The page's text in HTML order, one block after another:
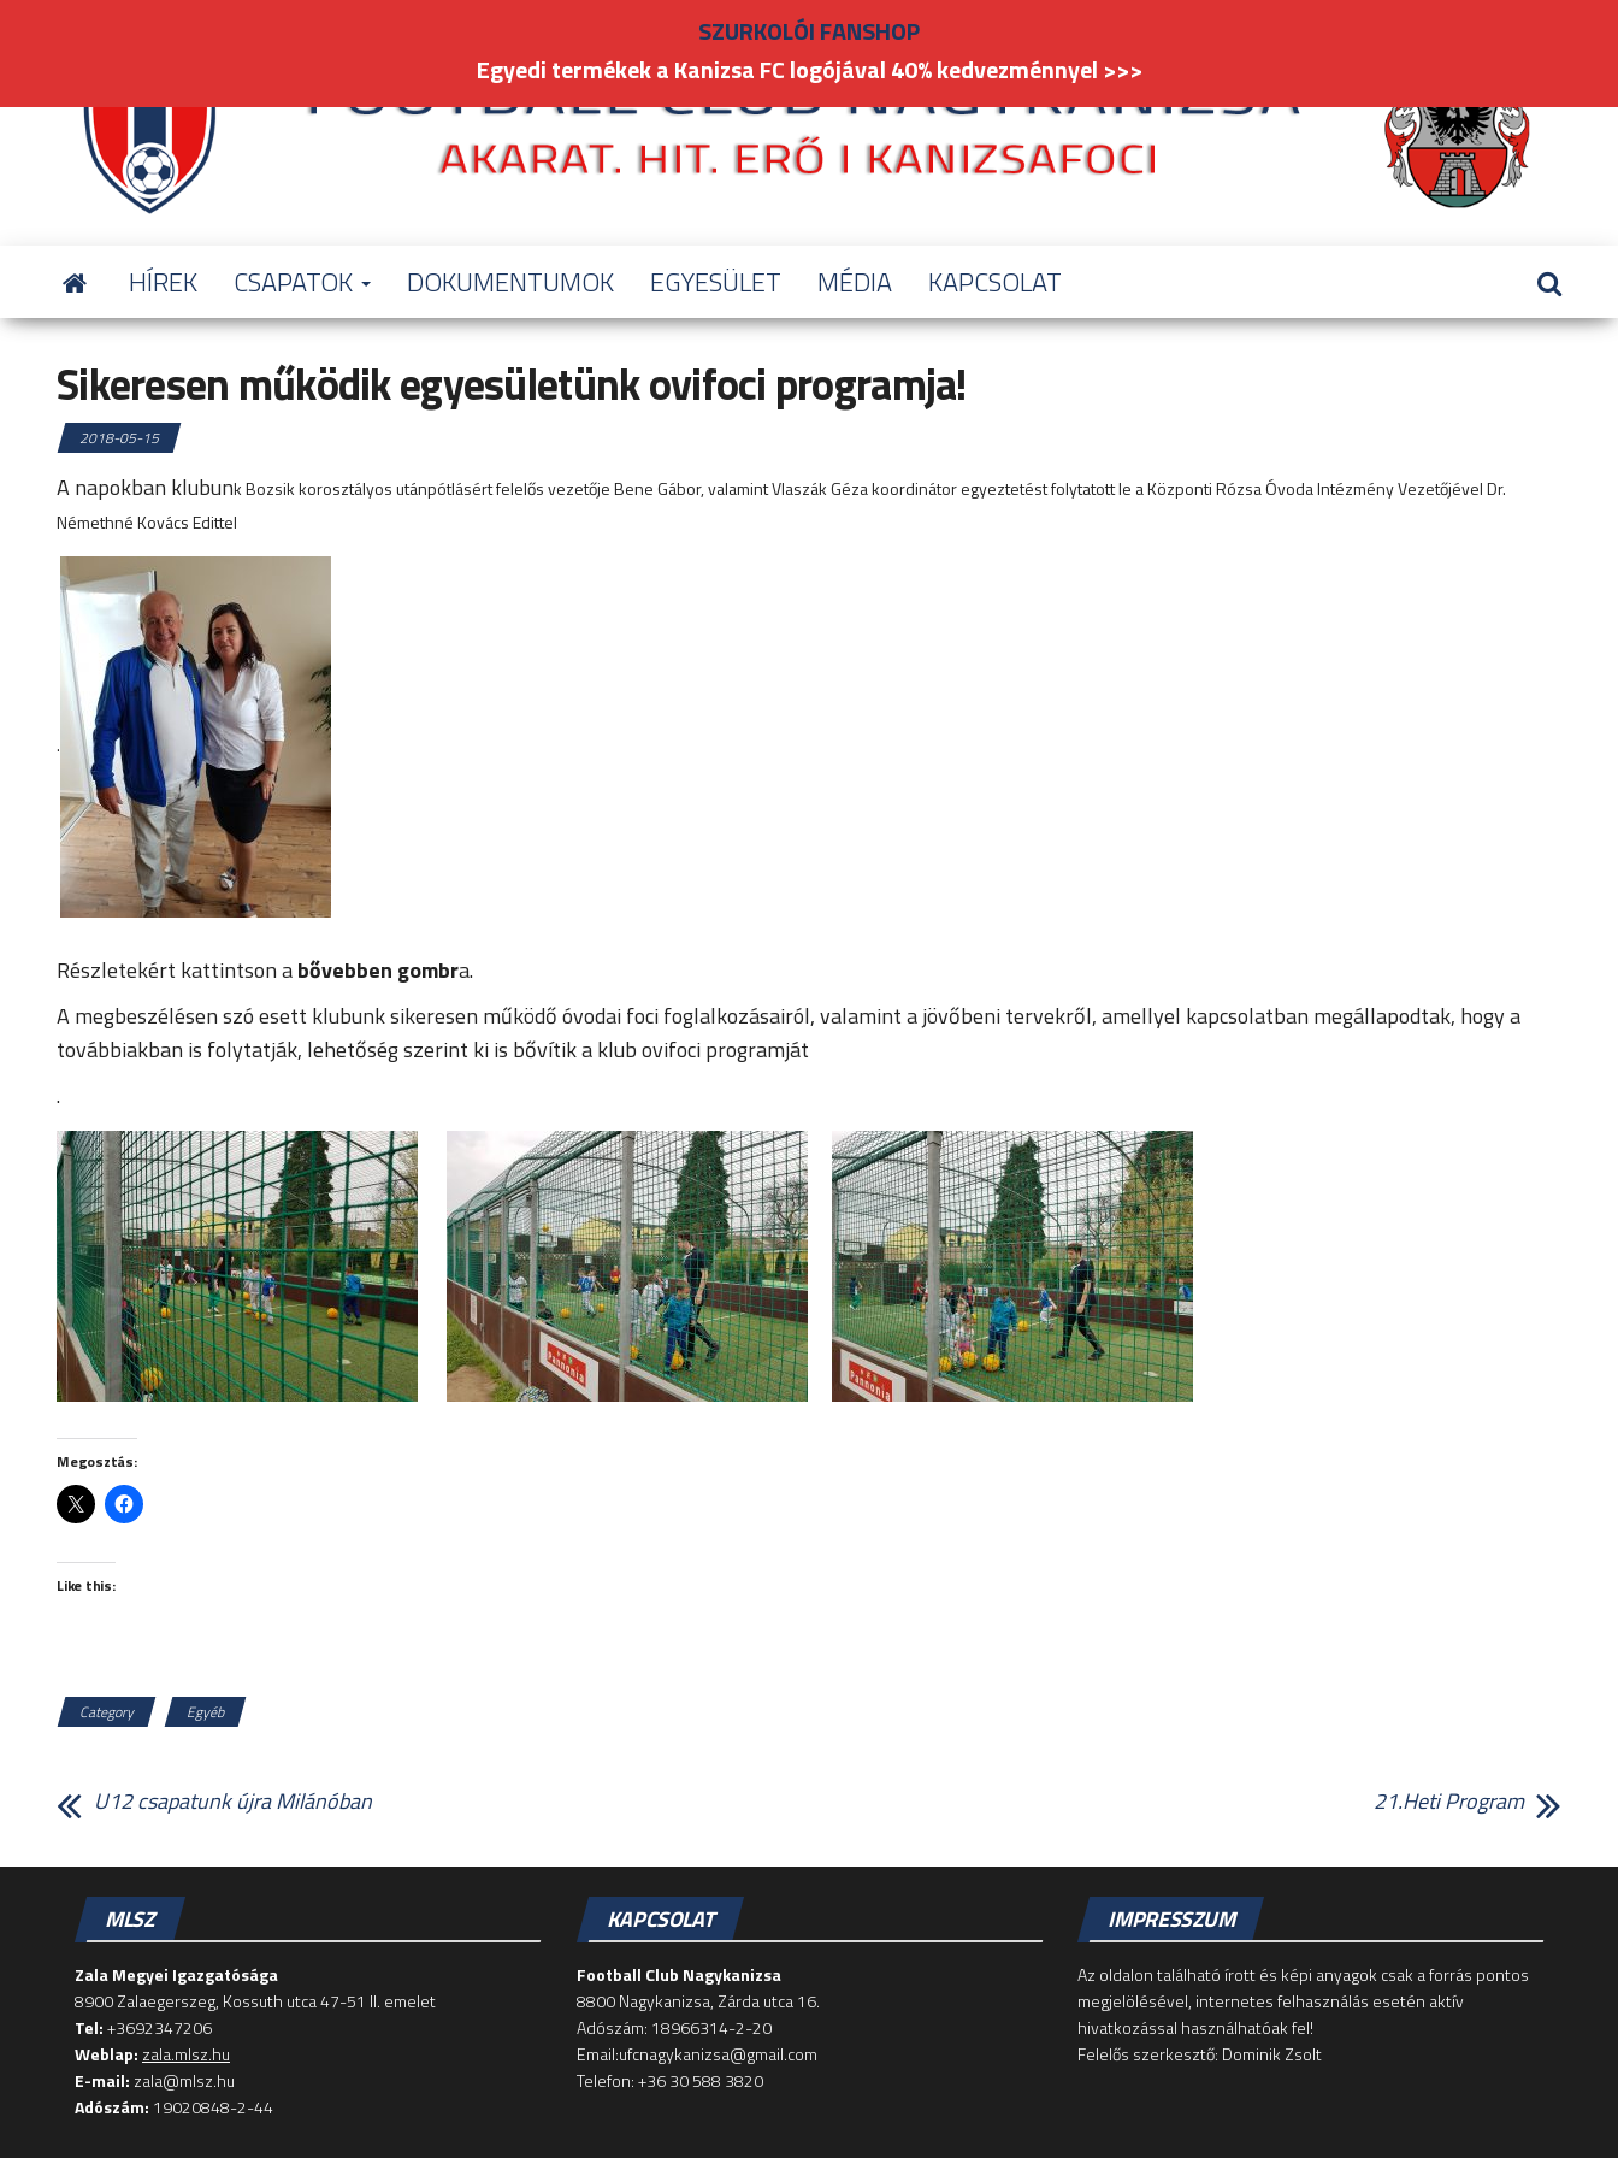
content
HÍREK CSAPATOK DOKUMENTUMOK EGYESÜLET MÉDIA KAPCSOLAT
Sikeresen működik egyesületünk ovifoci programja!
2018-05-15
A napokban klubunk Bozsik korosztályos utánpótlásért felelős vezetője Bene Gábor, valamint Vlaszák Géza koordinátor egyeztetést folytatott le a Központi Rózsa Óvoda Intézmény Vezetőjével Dr.
Némethné Kovács Edittel
.
Részletekért kattintson abővebben gombra.
A megbeszélésen szó esett klubunk sikeresen működő óvodai foci foglalkozásairól, valamint a jövőbeni tervekről, amellyel kapcsolatban megállapodtak, hogy a
továbbiakban is folytatják, lehetőség szerint ki is bővítik a klub ovifoci programját
.
Megosztás:
Like this:
Category Egyéb
U12 csapatunk újra Milánóban 21.Heti Program
MLSZ
Zala Megyei Igazgatósága
8900 Zalaegerszeg, Kossuth utca 47-51 II. emelet
Tel:+3692347206
Weblap: zala.mlsz.hu
E-mail: zala@mlsz.hu
Adószám: 19020848-2-44
KAPCSOLAT
Football Club Nagykanizsa
8800 Nagykanizsa, Zárda utca 16.
Adószám: 18966314-2-20
Email:ufcnagykanizsa@gmail.com
Telefon: +36 30 588 3820
IMPRESSZUM
Az oldalon található írott és képi anyagok csak a forrás pontos
megjelölésével, internetes felhasználás esetén aktív
hivatkozással használhatóak fel!
Felelős szerkesztő: Dominik Zsolt
SZURKOLÓI FANSHOP
Egyedi termékek a Kanizsa FC logójával 40% kedvezménnyel >>>